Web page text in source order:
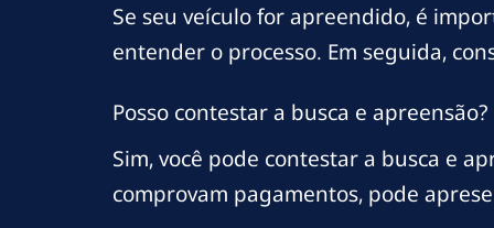
Se seu veículo for apreendido, é
entender o processo. Em seguida,
Posso contestar a busca e apreensão?
Sim, você pode contestar a busca e
comprovam pagamentos, pode